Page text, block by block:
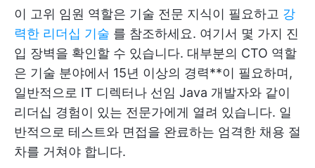
이 고위 임원 역할은 기술 전문 지식이 필요하고 강
력한 리더십 기술 를 참조하세요. 여기서 몇 가지 진
입 장벽을 확인할 수 있습니다. 대부분의 CTO 역할
은 기술 분야에서 15년 이상의 경력**이 필요하며,
일반적으로 IT 디렉터나 선임 Java 개발자와 같이
리더십 경험이 있는 전문가에게 열려 있습니다. 일
반적으로 테스트와 면접을 완료하는 엄격한 채용 절
차를 거쳐야 합니다.